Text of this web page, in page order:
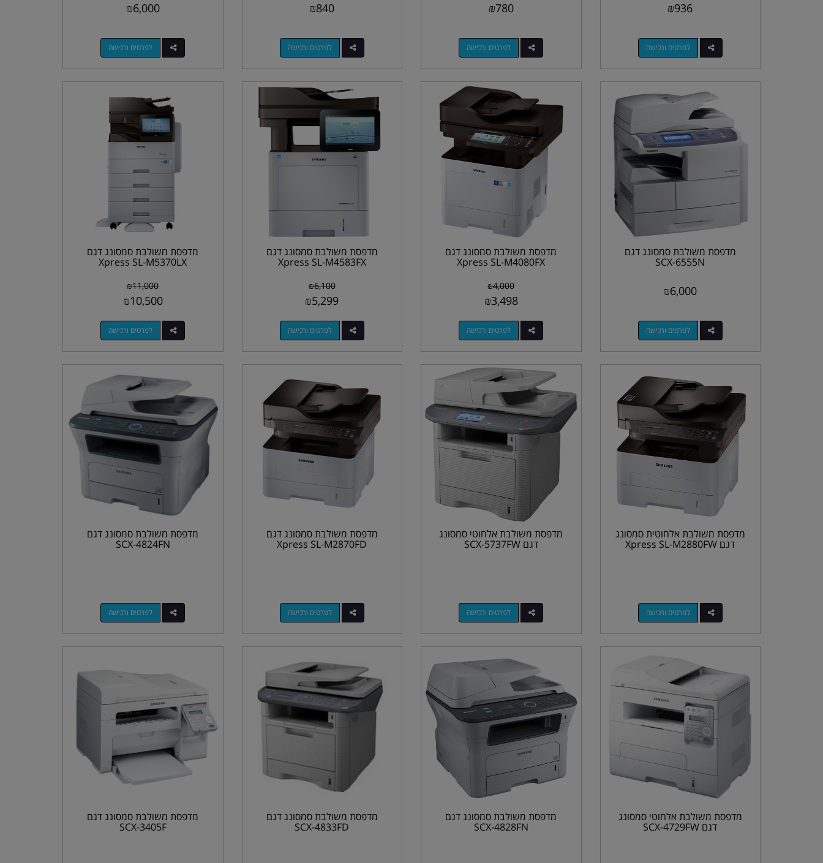
₪936
לפרטים ורכישה
₪780
לפרטים ורכישה
₪840
לפרטים ורכישה
₪6,000
לפרטים ורכישה
מדפסת משולבת סמסונג דגם
SCX-6555N
₪6,000
לפרטים ורכישה
מדפסת משולבת סמסונג דגם
Xpress SL-M4080FX
₪4,000
₪3,498
לפרטים ורכישה
מדפסת משולבת סמסונג דגם
Xpress SL-M4583FX
₪6,100
₪5,299
לפרטים ורכישה
מדפסת משולבת סמסונג דגם
Xpress SL-M5370LX
₪11,000
₪10,500
לפרטים ורכישה
מדפסת משולבת אלחוטית סמסונג
דגם Xpress SL-M2880FW
לפרטים ורכישה
מדפסת משולבת אלחוטי סמסונג
דגם SCX-5737FW
לפרטים ורכישה
מדפסת משולבת סמסונג דגם
Xpress SL-M2870FD
לפרטים ורכישה
מדפסת משולבת סמסונג דגם
SCX-4824FN
לפרטים ורכישה
מדפסת משולבת אלחוטי סמסונג
דגם SCX-4729FW
מדפסת משולבת סמסונג דגם
SCX-4828FN
מדפסת משולבת סמסונג דגם
SCX-4833FD
מדפסת משולבת סמסונג דגם
SCX-3405F